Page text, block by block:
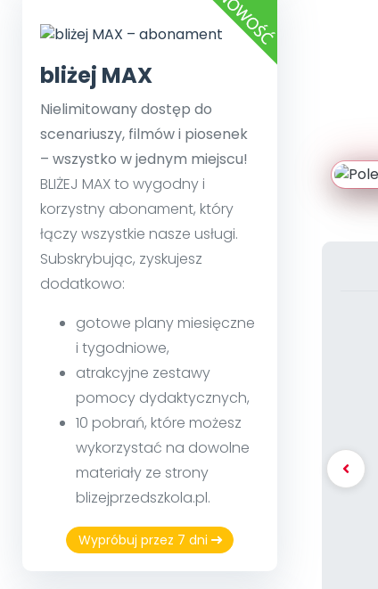
bliżej MAX
Nielimitowany dostęp do
scenariuszy, filmów i piosenek
– wszystko w jednym miejscu!
BLIŻEJ MAX to wygodny i
korzystny abonament, który
łączy wszystkie nasze usługi.
Subskrybując, zyskujesz
dodatkowo:
gotowe plany miesięczne
i tygodniowe,
atrakcyjne zestawy
pomocy dydaktycznych,
10 pobrań, które możesz
wykorzystać na dowolne
materiały ze strony
blizejprzedszkola.pl.
Wypróbuj przez 7 dni